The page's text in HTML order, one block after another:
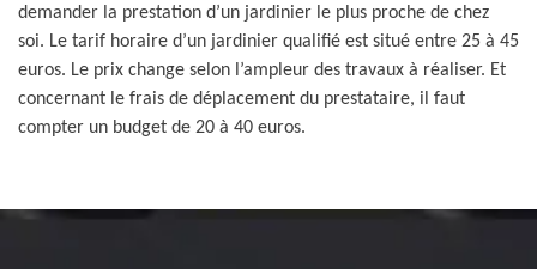
demander la prestation d’un jardinier le plus proche de chez
soi. Le tarif horaire d’un jardinier qualifié est situé entre 25 à 45
euros. Le prix change selon l’ampleur des travaux à réaliser. Et
concernant le frais de déplacement du prestataire, il faut
compter un budget de 20 à 40 euros.